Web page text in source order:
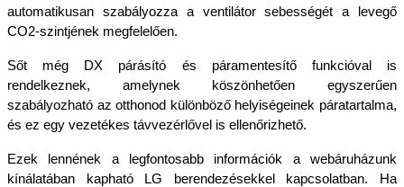
automatikusan szabályozza a ventilátor sebességét a levegő
CO2-szintjének megfelelően.
Sőt még DX párásító és páramentesítő funkcióval is
rendelkeznek, amelynek köszönhetően egyszerűen
szabályozható az otthonod különböző helyiségeinek páratartalma,
és ez egy vezetékes távvezérlővel is ellenőrizhető.
Ezek lennének a legfontosabb információk a webáruházunk
kínálatában kapható LG berendezésekkel kapcsolatban. Ha